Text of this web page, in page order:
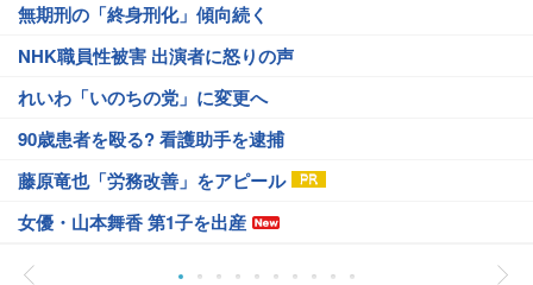
無期刑の「終身刑化」傾向続く
NHK職員性被害 出演者に怒りの声
れいわ「いのちの党」に変更へ
90歳患者を殴る? 看護助手を逮捕
藤原竜也「労務改善」をアピール
女優・山本舞香 第1子を出産